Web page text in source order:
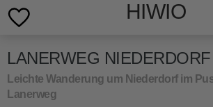
HIWIO
LANERWEG NIEDERDORF
Leichte Wanderung um Niederdorf im
Lanerweg